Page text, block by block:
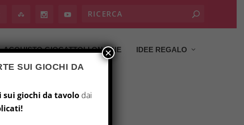
ACQUISTO GIOCATTOLI ON LINE IDEE REGALO
SUI GIOCHI DA
giochi da tavolodai
×